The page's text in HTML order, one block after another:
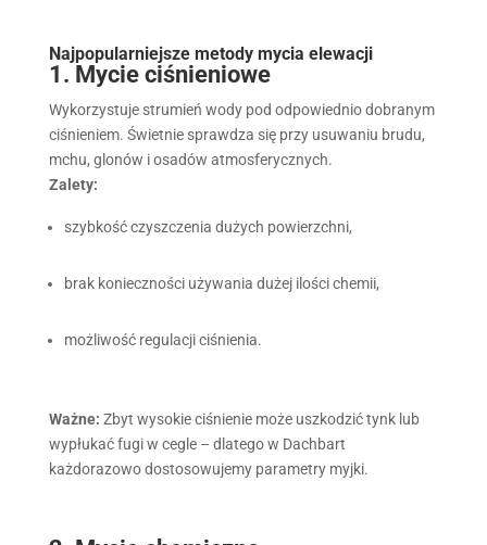
Najpopularniejsze metody mycia elewacji
1. Mycie ciśnieniowe
Wykorzystuje strumień wody pod odpowiednio dobranym
ciśnieniem. Świetnie sprawdza się przy usuwaniu brudu,
mchu, glonów i osadów atmosferycznych.
Zalety:
szybkość czyszczenia dużych powierzchni,
brak konieczności używania dużej ilości chemii,
możliwość regulacji ciśnienia.
Ważne: Zbyt wysokie ciśnienie może uszkodzić tynk lub
wypłukać fugi w cegle – dlatego w Dachbart
każdorazowo dostosowujemy parametry myjki.